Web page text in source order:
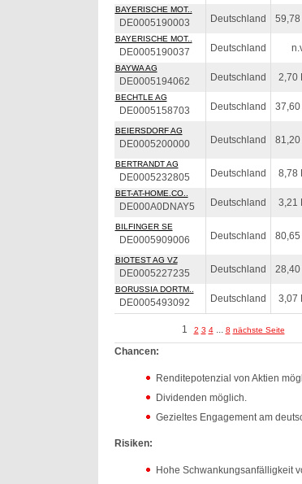
BAYERISCHE MOT..
DE0005190003 Deutschland 59,78
BAYERISCHE MOT..
DE0005190037 Deutschland
BAYWA AG
DE0005194062 Deutschland 2,70
BECHTLE AG
DE0005158703 Deutschland 37,60
BEIERSDORF AG
DE0005200000 Deutschland 81,20
BERTRANDT AG
DE0005232805 Deutschland 8,78
BET-AT-HOME.CO..
DE000A0DNAY5 Deutschland 3,21
BILFINGER SE
DE0005909006 Deutschland 80,65
BIOTEST AG VZ
DE0005227235 Deutschland 28,40
BORUSSIA DORTM..
DE0005493092 Deutschland 3,07
1 2 3 4... 8 nächste Seite
Chancen:
Renditepotenzial von Aktien
Dividenden möglich.
Gezieltes Engagement am
Risiken:
Hohe Schwankungsanfälligkeit